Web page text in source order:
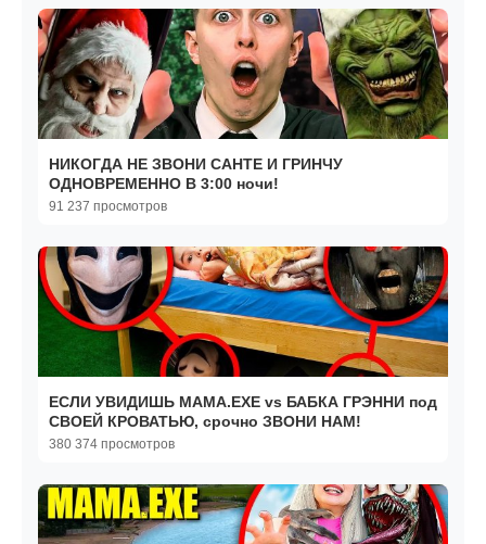
НИКОГДА НЕ ЗВОНИ САНТЕ И ГРИНЧУ
ОДНОВРЕМЕННО В 3:00 ночи!
91 237 просмотров
ЕСЛИ УВИДИШЬ МАМА.EXE vs БАБКА ГРЭННИ под
СВОЕЙ КРОВАТЬЮ, срочно ЗВОНИ НАМ!
380 374 просмотров